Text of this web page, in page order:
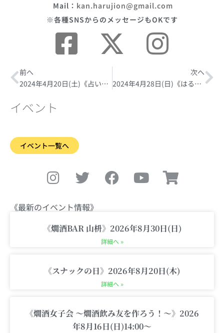
Mail： kan.harujion@gmail.com
※各種SNSからのメッセージもOKです
Prev
前へ
2024年4月20日(土)《占いの日》
次へ
2024年4月28日(日)《はるじおんヨガ1周年🌸ぷちヨガイベント》
イベント
イベント一覧へ
I
n
s
t
a
g
m
w
i
t
t
e
a
c
o
o
o
u
b
h
o
i
-
r
《最新のイベント情報》
《燗酒BAR 山枡》2026年8月30日(日)
詳細へ »
《スナックの日》2026年8月20日(木)
詳細へ »
《燗酒女子会 〜燗酒飲み友を作ろう！〜》2026
年8月16日(日)14:00〜